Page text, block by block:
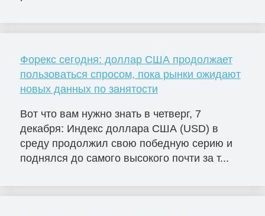
Форекс сегодня: доллар США продолжает
пользоваться спросом, пока рынки ожидают
новых данных по занятости
Вот что вам нужно знать в четверг, 7
декабря: Индекс доллара США (USD) в
среду продолжил свою победную серию и
поднялся до самого высокого почти за т...